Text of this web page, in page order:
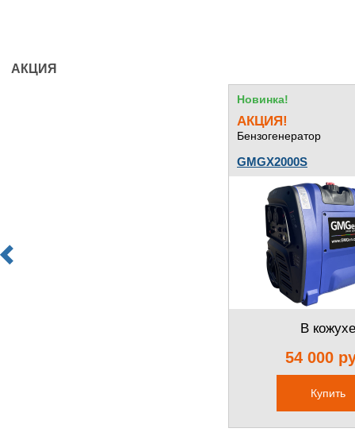
АКЦИЯ
Новинка!
АКЦИЯ!
Бензогенератор
GMGX2000S
В кожухе
54 000
Купить